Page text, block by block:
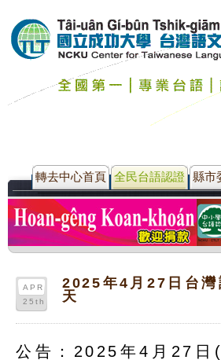
轉去中心首頁 全民台語認證 縣市
APR
25th
2025年4月27日台灣
天
公告：2025年4月27日